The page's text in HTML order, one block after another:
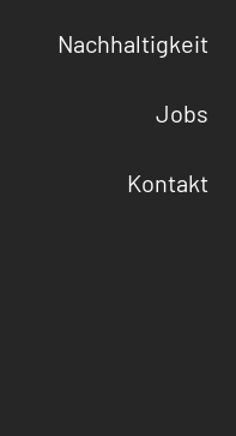
Nachhaltigkeit
Jobs
Kontakt